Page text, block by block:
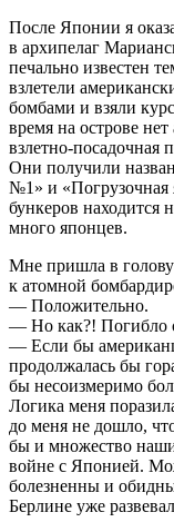
После Японии я
в архипелаг
печально известен
взлетели
бомбами и взяли
время на острове
взлетно-посадочная
Они получили
№1» и
бункеров находится
много японцев.
Мне пришла в
к атомной
— Положительно.
— Но как?! Погибло
— Если бы
продолжалась бы
бы несоизмеримо
Логика меня
до меня не дошло,
бы и множество
войне с Японией.
болезненны и
Берлине уже